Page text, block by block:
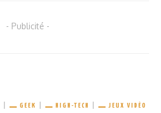
- Publicité -
GEEK HIGH-TECH JEUX VIDÉO